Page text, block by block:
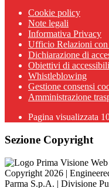
Cookie policy
Note legali
Informativa Privacy
Ufficio Relazioni
Dichiarazione di
Obiettivi di
Whistleblowing
Gestione consensi
Amministrazione
Pagina visualizzata
Sezione Copyright
Copyright 2026 |
Parma S.p.A. | Divisione